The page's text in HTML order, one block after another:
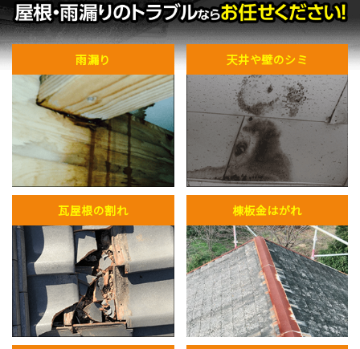
雨漏り 天井や壁のシミ
瓦屋根の割れ 棟板金はがれ